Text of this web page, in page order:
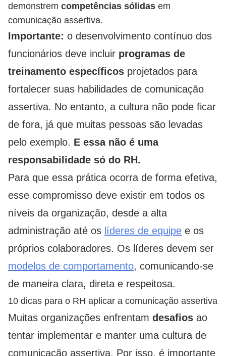
demonstrem competências sólidas em
comunicação assertiva.
Importante: o desenvolvimento contínuo dos
funcionários deve incluir programas de
treinamento específicos projetados para
fortalecer suas habilidades de comunicação
assertiva. No entanto, a cultura não pode ficar
de fora, já que muitas pessoas são levadas
pelo exemplo. E essa não é uma
responsabilidade só do RH.
Para que essa prática ocorra de forma efetiva,
esse compromisso deve existir em todos os
níveis da organização, desde a alta
administração até os líderes de equipe e os
próprios colaboradores. Os líderes devem ser
modelos de comportamento, comunicando-se
de maneira clara, direta e respeitosa.
10 dicas para o RH aplicar a comunicação assertiva
Muitas organizações enfrentam desafios ao
tentar implementar e manter uma cultura de
comunicação assertiva. Por isso, é importante